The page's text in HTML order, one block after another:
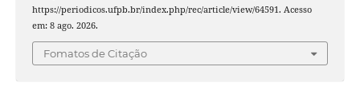
https://periodicos.ufpb.br/index.php/rec/article/view/64591. Acesso
em: 8 ago. 2026.
Fomatos de Citação